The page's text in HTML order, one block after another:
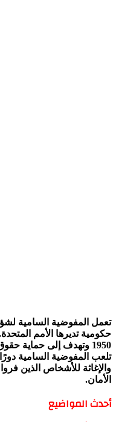
تعمل المفوضية السامية
حكومية تديرها الأمم
1950 وتهدف إلى حماية
تلعب المفوضية السامية
والإغاثة للأشخاص الذين
الأمان.
أحدث المواضيع